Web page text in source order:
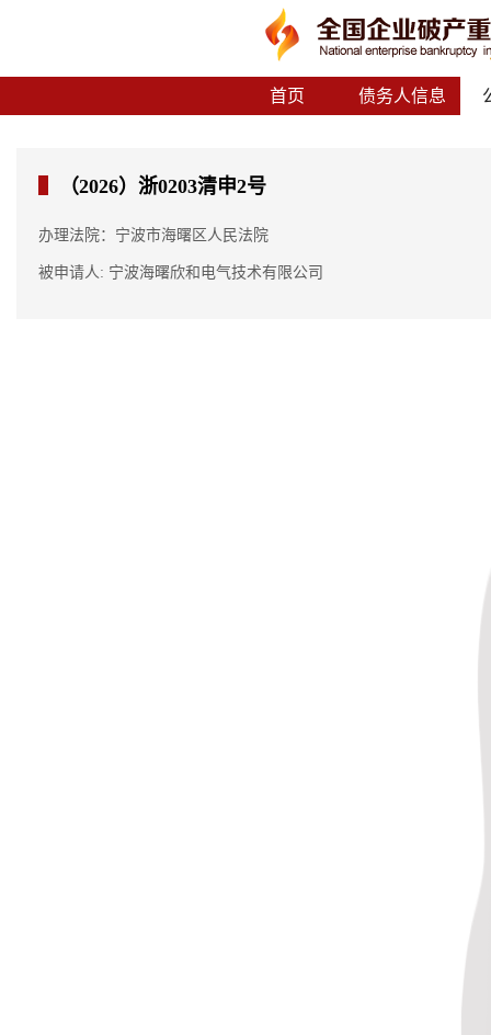
首页 债务人信息
（2026）浙0203清申2号
办理法院：宁波市海曙区人民法院
被申请人: 宁波海曙欣和电气技术有限公司